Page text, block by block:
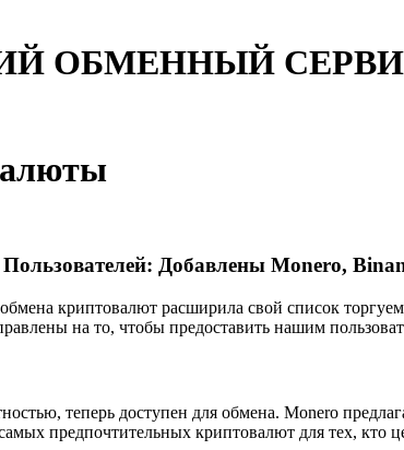
ОБМЕННЫЙ
Добавлены Monero,
криптовалют расширила свой список
на то, чтобы предоставить нашим
теперь доступен для обмена. Monero
предпочтительных криптовалют для тех, кто